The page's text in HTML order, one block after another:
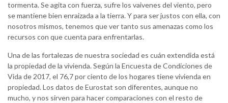
tormenta. Se agita con fuerza, sufre los vaivenes del viento, pero
se mantiene bien enraizada a la tierra. Y para ser justos con ella, con
nosotros mismos, tenemos que ver tanto sus amenazas como los
recursos con que cuenta para enfrentarlas.
Una de las fortalezas de nuestra sociedad es cuán extendida está
la propiedad de la vivienda. Según la Encuesta de Condiciones de
Vida de 2017, el 76,7 por ciento de los hogares tiene vivienda en
propiedad. Los datos de Eurostat son diferentes, aunque no
mucho, y nos sirven para hacer comparaciones con el resto de